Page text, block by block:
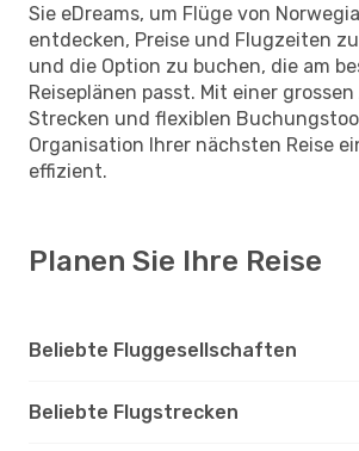
Sie eDreams, um Flüge von
entdecken, Preise und Flugzeiten
und die Option zu buchen, die am
Reiseplänen passt. Mit einer
Strecken und flexiblen
Organisation Ihrer nächsten Reise
effizient.
Planen Sie Ihre Reise
Beliebte Fluggesellschaften
Beliebte Flugstrecken